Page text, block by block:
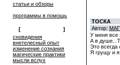
статьи и обзоры
программы в помощь
[
]
cновидения
внетелесный опыт
изменение сознания
магические практики
мысли вслух
ТОСКА
Автор:
У меня все
А в
Это всегда
Я грущу и